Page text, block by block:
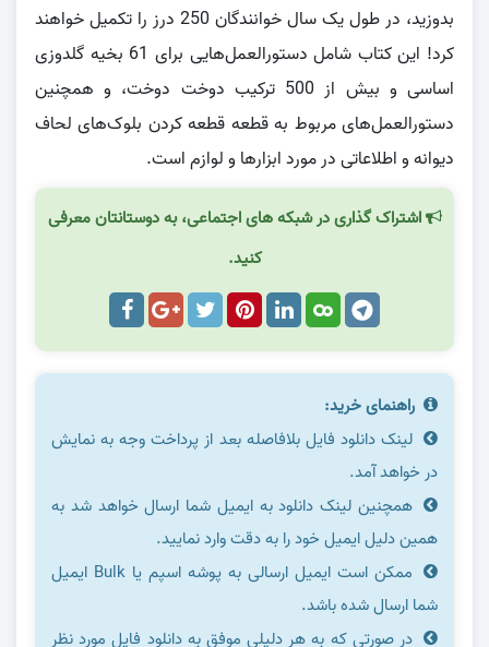
بدوزید، در طول یک سال خوانندگان 250 درز را تکمیل خواهند
کرد! این کتاب شامل دستورالعمل‌هایی برای 61 بخیه گلدوزی
اساسی و بیش از 500 ترکیب دوخت دوخت، و همچنین
دستورالعمل‌های مربوط به قطعه قطعه کردن بلوک‌های لحاف
دیوانه و اطلاعاتی در مورد ابزارها و لوازم است.
اشتراک گذاری در شبکه های اجتماعی، به دوستانتان معرفی
کنید.
راهنمای خرید:
لینک دانلود فایل بلافاصله بعد از پرداخت وجه به نمایش
در خواهد آمد.
همچنین لینک دانلود به ایمیل شما ارسال خواهد شد به
همین دلیل ایمیل خود را به دقت وارد نمایید.
ممکن است ایمیل ارسالی به پوشه اسپم یا Bulk ایمیل
شما ارسال شده باشد.
در صورتی که به هر دلیلی موفق به دانلود فایل مورد نظر